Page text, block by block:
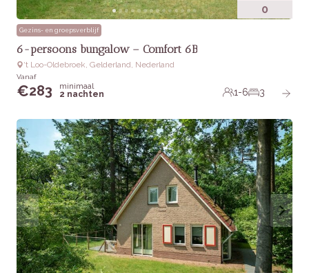
0
Gezins- en groepsverblijf
6-persoons bungalow – Comfort 6B
‘t Loo-Oldebroek, Gelderland, Nederland
Vanaf
€283
minimaal
2 nachten
1-6 3